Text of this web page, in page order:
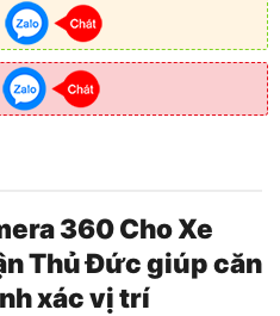
360 Cho Xe
Thủ Đức giúp căn
xác vị trí